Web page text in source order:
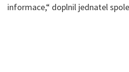
informace,“ doplnil jednatel